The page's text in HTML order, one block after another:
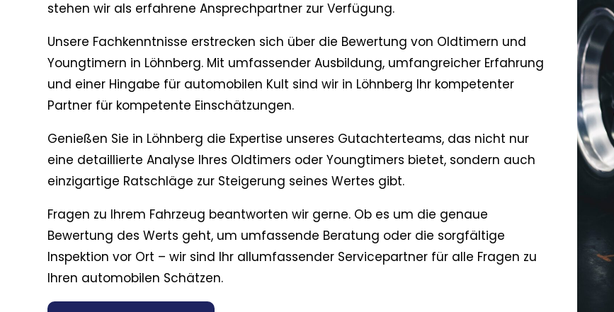
stehen wir als erfahrene Ansprechpartner zur Verfügung.
Unsere Fachkenntnisse erstrecken sich über die Bewertung von Oldtimern und
Youngtimern in Löhnberg. Mit umfassender Ausbildung, umfangreicher Erfahrung
und einer Hingabe für automobilen Kult sind wir in Löhnberg Ihr kompetenter
Partner für kompetente Einschätzungen.
Genießen Sie in Löhnberg die Expertise unseres Gutachterteams, das nicht nur
eine detaillierte Analyse Ihres Oldtimers oder Youngtimers bietet, sondern auch
einzigartige Ratschläge zur Steigerung seines Wertes gibt.
Fragen zu Ihrem Fahrzeug beantworten wir gerne. Ob es um die genaue
Bewertung des Werts geht, um umfassende Beratung oder die sorgfältige
Inspektion vor Ort – wir sind Ihr allumfassender Servicepartner für alle Fragen zu
Ihren automobilen Schätzen.